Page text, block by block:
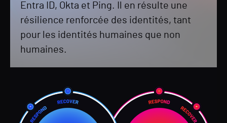
Entra ID, Okta et Ping. Il en résulte une
résilience renforcée des identités, tant
pour les identités humaines que non
humaines.